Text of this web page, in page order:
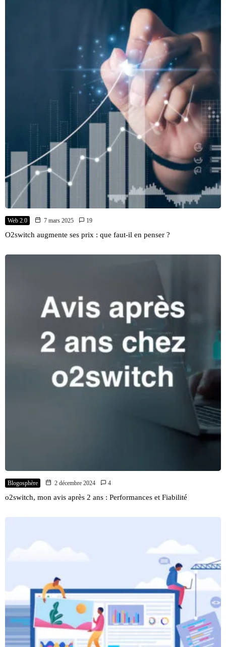
Web 2.0 7 mars 2025 19
O2switch augmente ses prix : que faut-il en penser ?
Blogosphère 2 décembre 2024 4
o2switch, mon avis après 2 ans : Performances et Fiabilité